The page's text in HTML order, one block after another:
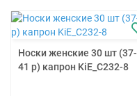
Носки женские 30 шт (37-
41 р) капрон KiE_C232-8